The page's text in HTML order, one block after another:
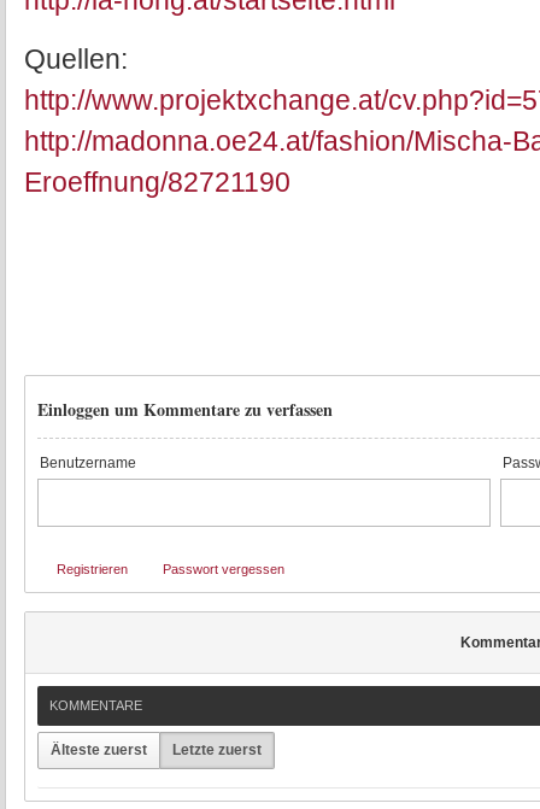
Quellen:
http://www.projektxchange.at/
http://madonna.oe24.at/fashion/Mischa-
Eroeffnung/82721190
Einloggen um Kommentare zu verfassen
Benutzername
Registrieren Passwort vergessen
KOMMENTARE
Älteste zuerst Letzte zuerst